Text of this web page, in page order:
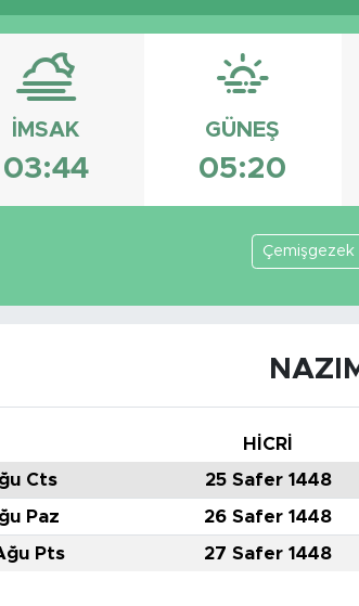
İMSAK
03:44
GÜNEŞ
05:20
Çemişgezek
HİCRİ
Cts
25 Safer 1448
Paz
26 Safer 1448
Pts
27 Safer 1448